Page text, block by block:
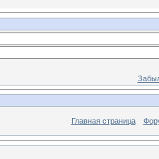
Главная страница